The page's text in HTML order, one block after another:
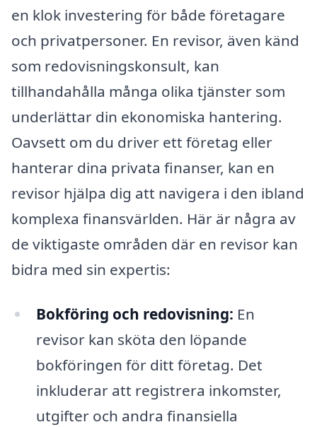
en klok investering för både företagare
och privatpersoner. En revisor, även känd
som redovisningskonsult, kan
tillhandahålla många olika tjänster som
underlättar din ekonomiska hantering.
Oavsett om du driver ett företag eller
hanterar dina privata finanser, kan en
revisor hjälpa dig att navigera i den ibland
komplexa finansvärlden. Här är några av
de viktigaste områden där en revisor kan
bidra med sin expertis:
Bokföring och redovisning: En
revisor kan sköta den löpande
bokföringen för ditt företag. Det
inkluderar att registrera inkomster,
utgifter och andra finansiella